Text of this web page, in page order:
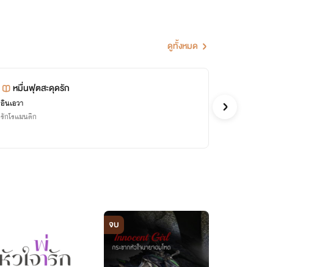
ดูทั้งหมด
หมื่นฟุตสะดุดรัก
อินเอวา
รักโรแมนติก
จบ